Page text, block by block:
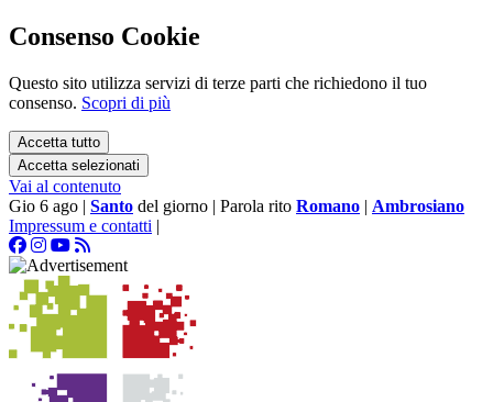
Consenso Cookie
Questo sito utilizza servizi di terze parti che richiedono il tuo
consenso. Scopri di più
Accetta tutto
Accetta selezionati
Vai al contenuto
Gio 6 ago | Santo del giorno | Parola rito Romano | Ambrosiano
Impressum e contatti |